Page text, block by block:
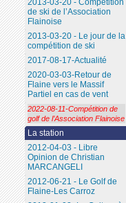
2013-03-20 - Compétition
de ski de l’Association
Flainoise
2013-03-20 - Le jour de la
compétition de ski
2017-08-17-Actualité
2020-03-03-Retour de
Flaine vers le Massif
Partiel en cas de vent
2022-08-11-Compétition de
golf de l’Association Flainoise
La station
2012-04-03 - Libre
Opinion de Christian
MARCANGELI
2012-06-21 - Le Golf de
Flaine-Les Carroz